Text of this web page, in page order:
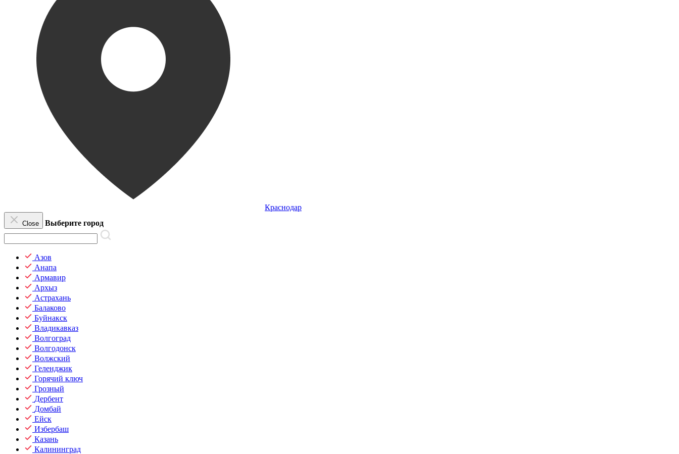
Краснодар
Close Выберите город
Азов
Анапа
Армавир
Архыз
Астрахань
Балаково
Буйнакск
Владикавказ
Волгоград
Волгодонск
Волжский
Геленджик
Горячий ключ
Грозный
Дербент
Домбай
Ейск
Избербаш
Казань
Калининград